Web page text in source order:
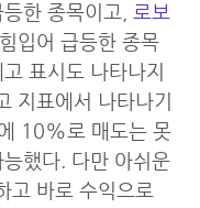
한 종목이고, 로보
입어 급등한 종목
표시도 나타나지
지표에서 나타나기
10%로 매도는 못
했다. 다만 아쉬운
고 바로 수익으로